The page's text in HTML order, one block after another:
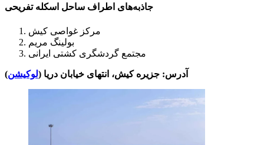
جاذبه‌های اطراف ساحل اسکله تفریحی
مرکز غواصی کیش
بولینگ مریم
مجتمع گردشگری کشتی ایرانی
آدرس: جزیره کیش، انتهای خیابان دریا (لوکیشن)